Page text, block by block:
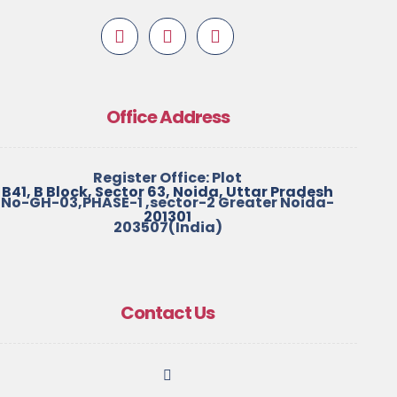
Office Address
Register Office: Plot
No-GH-03,PHASE-1 ,sector-2 Greater Noida-
203507(India)
B41, B Block, Sector 63, Noida, Uttar Pradesh
201301
Contact Us